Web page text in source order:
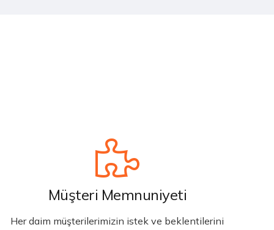
Müşteri Memnuniyeti
Her daim müşterilerimizin istek ve beklentilerini